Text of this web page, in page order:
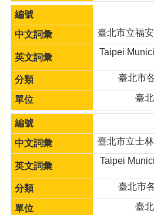
臺北市立福
Taipei
臺北市
臺
臺北市立士
Taipei
臺北市
臺